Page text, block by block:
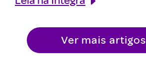
Ver mais artigos